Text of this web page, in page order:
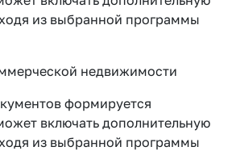
из выбранной программы
недвижимости
формируется
включать дополнительную
из выбранной программы